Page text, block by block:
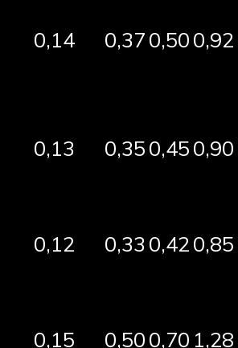
0,14 0,370,500,92
0,13 0,350,450,90
0,12 0,33 0,420,85
0,15 0,500,70 1,28